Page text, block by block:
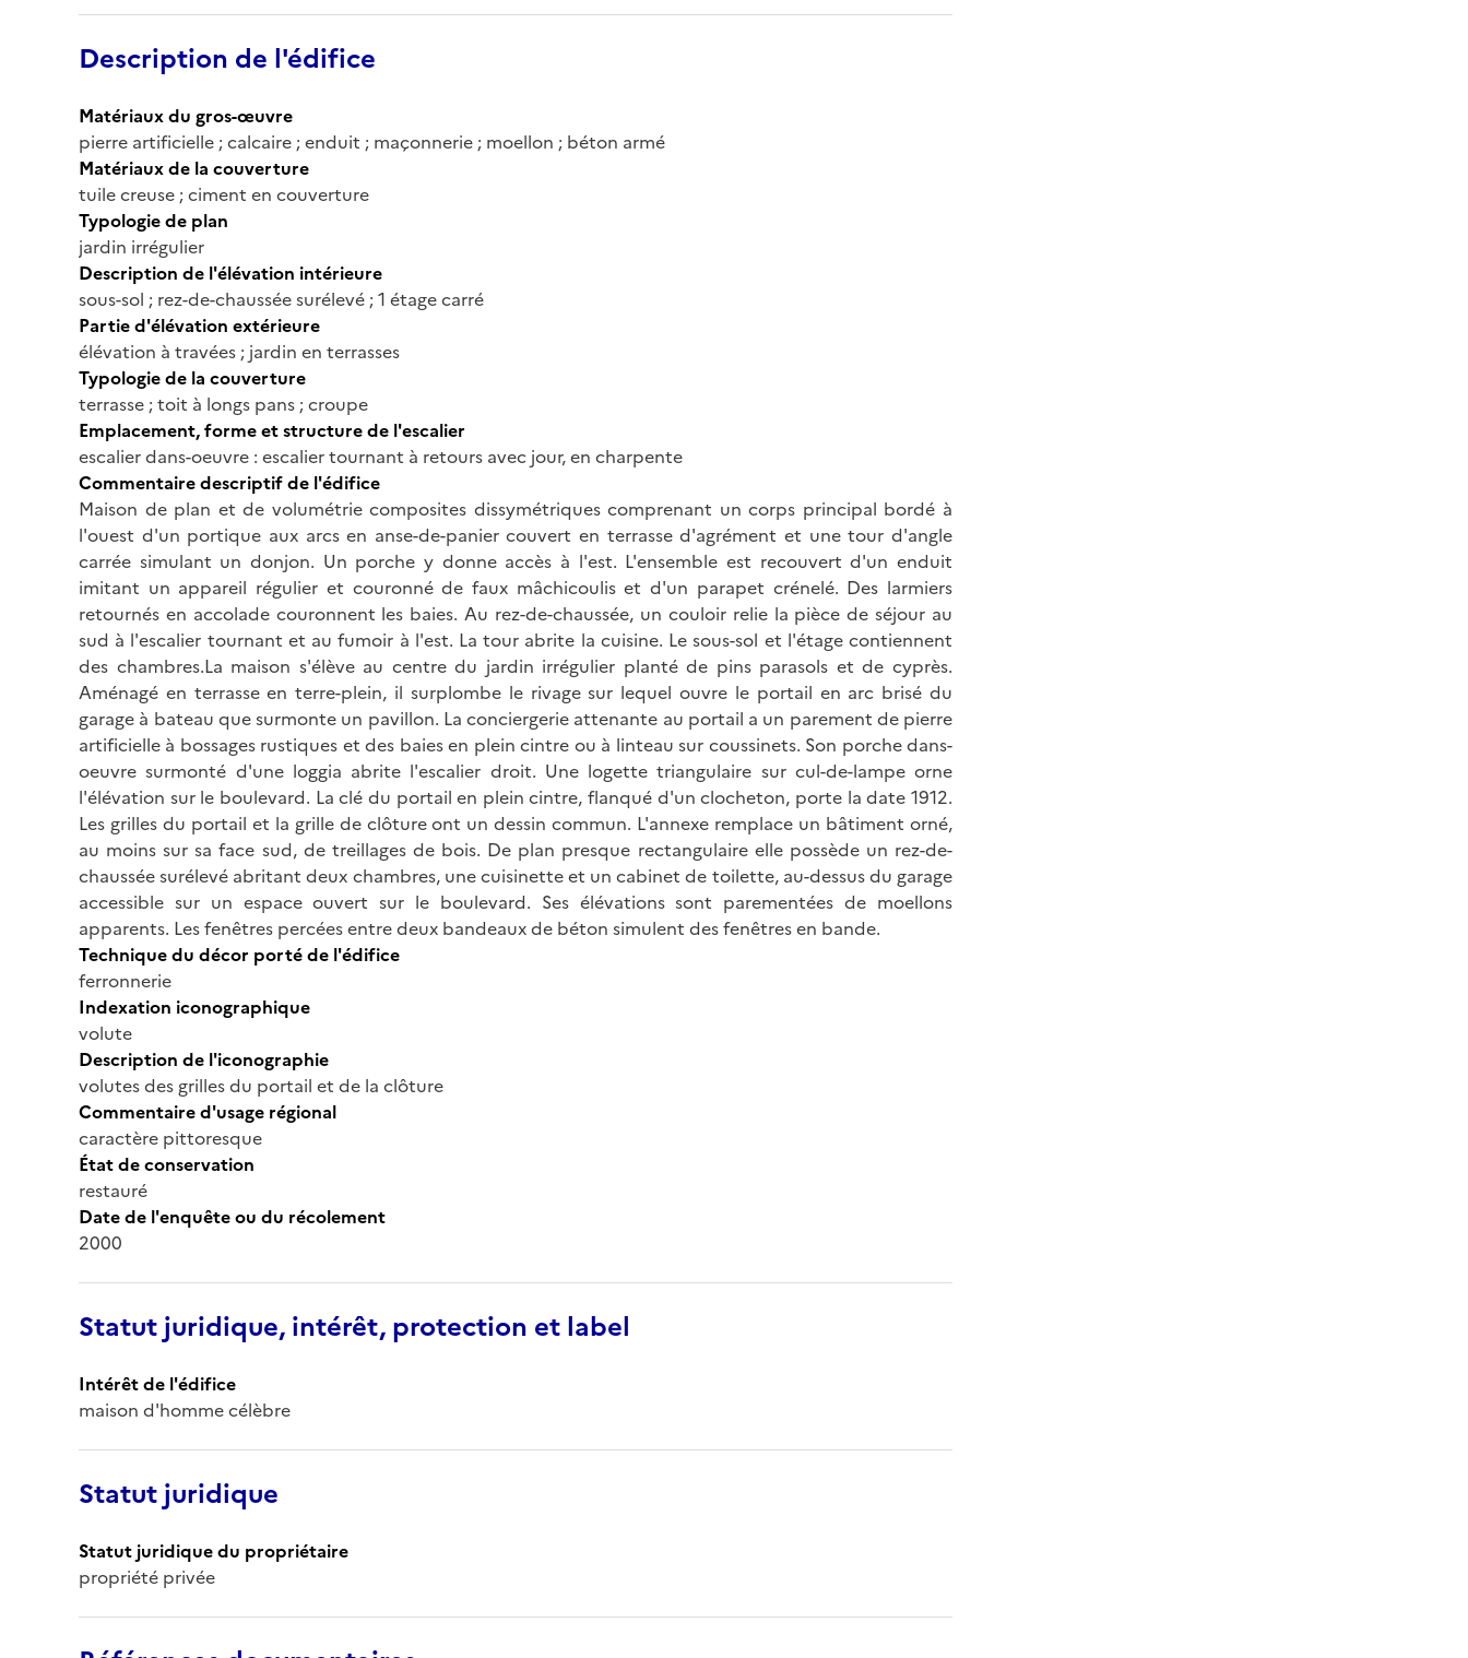
Description de l'édifice
Matériaux du gros-œuvre
pierre artificielle ; calcaire ; enduit ; maçonnerie ; moellon ; béton armé
Matériaux de la couverture
tuile creuse ; ciment en couverture
Typologie de plan
jardin irrégulier
Description de l'élévation intérieure
sous-sol ; rez-de-chaussée surélevé ; 1 étage carré
Partie d'élévation extérieure
élévation à travées ; jardin en terrasses
Typologie de la couverture
terrasse ; toit à longs pans ; croupe
Emplacement, forme et structure de l'escalier
escalier dans-oeuvre : escalier tournant à retours avec jour, en charpente
Commentaire descriptif de l'édifice
Maison de plan et de volumétrie composites dissymétriques comprenant un corps principal bordé à
l'ouest d'un portique aux arcs en anse-de-panier couvert en terrasse d'agrément et une tour d'angle
carrée simulant un donjon. Un porche y donne accès à l'est. L'ensemble est recouvert d'un enduit
imitant un appareil régulier et couronné de faux mâchicoulis et d'un parapet crénelé. Des larmiers
retournés en accolade couronnent les baies. Au rez-de-chaussée, un couloir relie la pièce de séjour au
sud à l'escalier tournant et au fumoir à l'est. La tour abrite la cuisine. Le sous-sol et l'étage contiennent
des chambres.La maison s'élève au centre du jardin irrégulier planté de pins parasols et de cyprès.
Aménagé en terrasse en terre-plein, il surplombe le rivage sur lequel ouvre le portail en arc brisé du
garage à bateau que surmonte un pavillon. La conciergerie attenante au portail a un parement de pierre
artificielle à bossages rustiques et des baies en plein cintre ou à linteau sur coussinets. Son porche dans-
oeuvre surmonté d'une loggia abrite l'escalier droit. Une logette triangulaire sur cul-de-lampe orne
l'élévation sur le boulevard. La clé du portail en plein cintre, flanqué d'un clocheton, porte la date 1912.
Les grilles du portail et la grille de clôture ont un dessin commun. L'annexe remplace un bâtiment orné,
au moins sur sa face sud, de treillages de bois. De plan presque rectangulaire elle possède un rez-de-
chaussée surélevé abritant deux chambres, une cuisinette et un cabinet de toilette, au-dessus du garage
accessible sur un espace ouvert sur le boulevard. Ses élévations sont parementées de moellons
apparents. Les fenêtres percées entre deux bandeaux de béton simulent des fenêtres en bande.
Technique du décor porté de l'édifice
ferronnerie
Indexation iconographique
volute
Description de l'iconographie
volutes des grilles du portail et de la clôture
Commentaire d'usage régional
caractère pittoresque
État de conservation
restauré
Date de l'enquête ou du récolement
2000
Statut juridique, intérêt, protection et label
Intérêt de l'édifice
maison d'homme célèbre
Statut juridique
Statut juridique du propriétaire
propriété privée